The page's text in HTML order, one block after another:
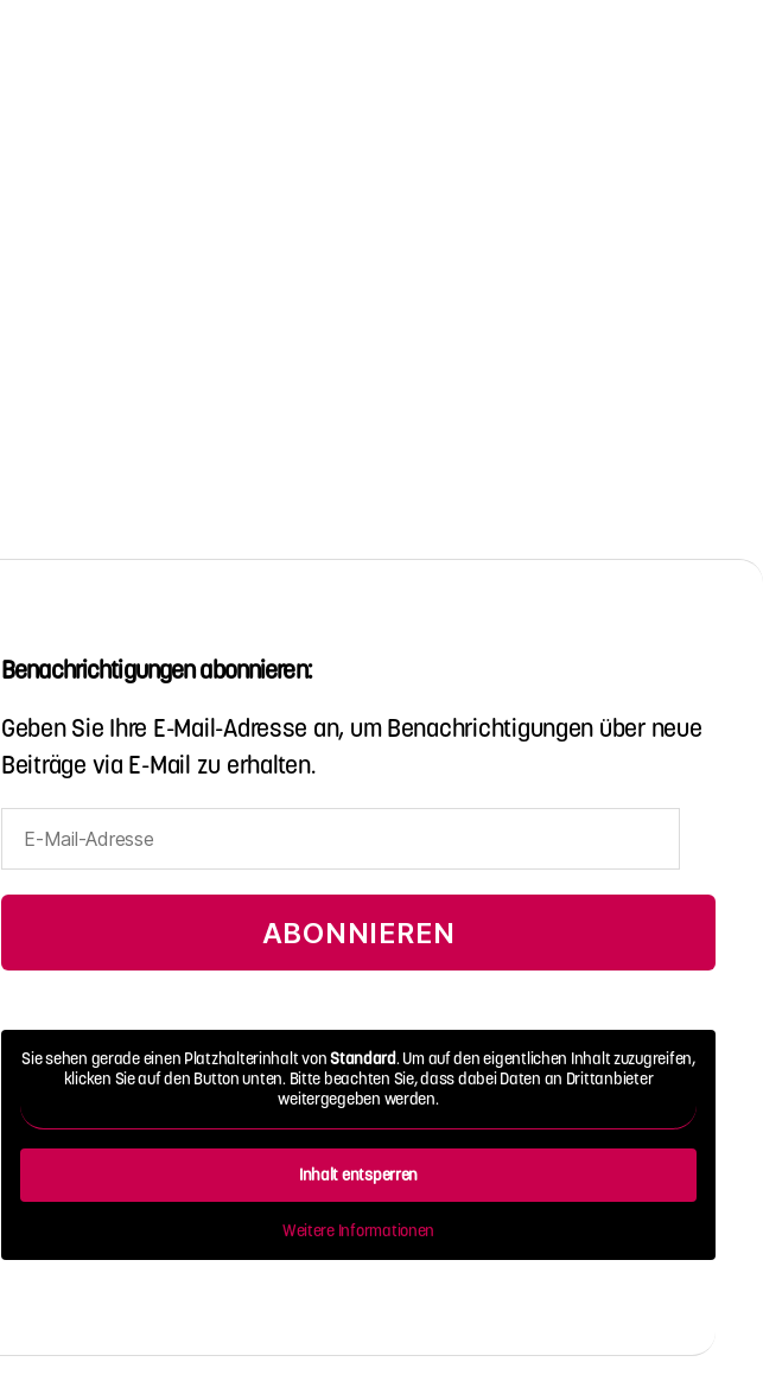
Benachrichtigungen abonnieren:
Geben Sie Ihre E-Mail-Adresse an, um Benachrichtigungen über neue
Beiträge via E-Mail zu erhalten.
Mail-
Adresse
ABONNIEREN
Sie sehen gerade einen Platzhalterinhalt vonStandard. Um auf den eigentlichen Inhalt zuzugreifen,
klicken Sie auf den Button unten. Bitte beachten Sie, dass dabei Daten an Drittanbieter
weitergegeben werden.
Inhalt entsperren
Weitere Informationen